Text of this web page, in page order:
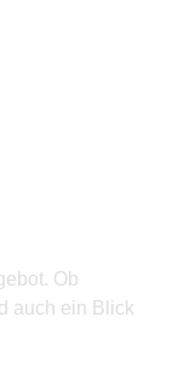
Ob
auch ein Blick